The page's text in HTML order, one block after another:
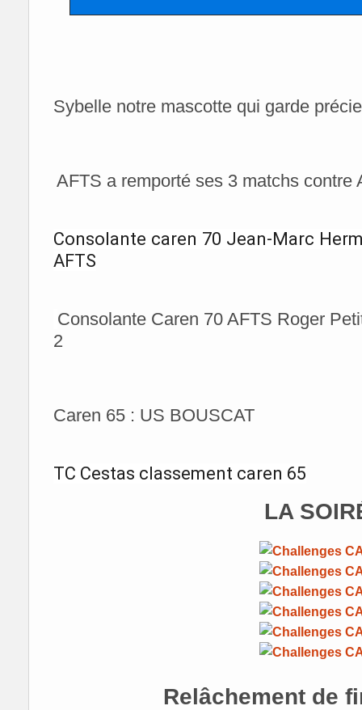
Sybelle notre mascotte qui garde
AFTS a remporté ses 3 matchs contre
Consolante caren 70 Jean-Marc
AFTS
Consolante Caren 70 AFTS Roger
2
Caren 65 : US BOUSCAT
TC Cestas classement caren 65
LA
Relâchement de